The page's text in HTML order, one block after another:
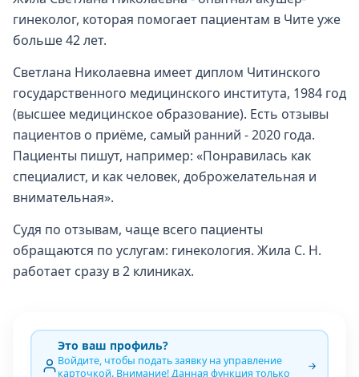
гинеколог, которая помогает пациентам в Чите уже
больше 42 лет.
Светлана Николаевна имеет диплом Читинского
государственного медицинского института, 1984 год
(высшее медицинское образование). Есть отзывы
пациентов о приёме, самый ранний - 2020 года.
Пациенты пишут, например: «Понравилась как
специалист, и как человек, доброжелательная и
внимательная».
Судя по отзывам, чаще всего пациенты
обращаются по услугам: гинекология. Жила С. Н.
работает сразу в 2 клиниках.
Это ваш профиль?
Войдите, чтобы подать заявку на управление
карточкой. Внимание! Данная функция только